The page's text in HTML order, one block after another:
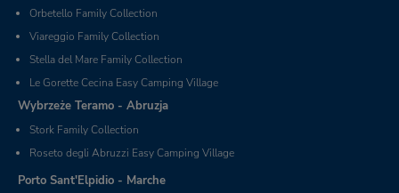
Orbetello Family Collection
Viareggio Family Collection
Stella del Mare Family Collection
Le Gorette Cecina Easy Camping Village
Wybrzeże Teramo - Abruzja
Stork Family Collection
Roseto degli Abruzzi Easy Camping Village
Porto Sant'Elpidio - Marche